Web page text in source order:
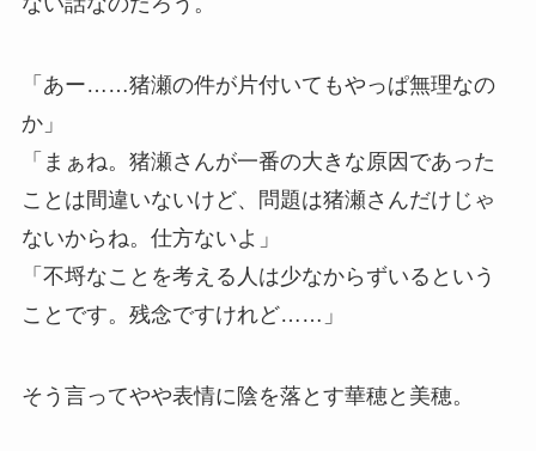
「あー……猪瀬の件が片付いてもやっぱ無理なの
か」
「まぁね。猪瀬さんが一番の大きな原因であった
ことは間違いないけど、問題は猪瀬さんだけじゃ
ないからね。仕方ないよ」
「不埒なことを考える人は少なからずいるという
ことです。残念ですけれど……」
そう言ってやや表情に陰を落とす華穂と美穂。